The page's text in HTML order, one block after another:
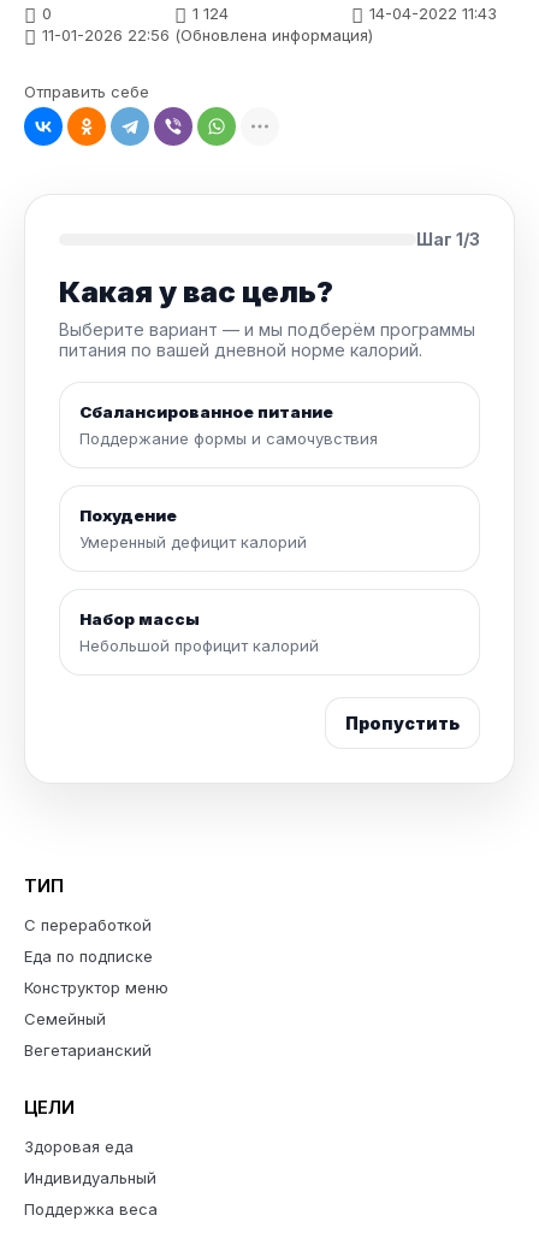
0 1 124
14-04-2022 11:43
11-01-2026 22:56 (Обновлена информация)
Отправить себе
Шаг 1/3
Какая у вас цель?
Выберите вариант — и мы подберём программы
питания по вашей дневной норме калорий.
Сбалансированное питание
Поддержание формы и самочувствия
Похудение
Умеренный дефицит калорий
Набор массы
Небольшой профицит калорий
Пропустить
ТИП
С переработкой
Еда по подписке
Конструктор меню
Семейный
Вегетарианский
ЦЕЛИ
Здоровая еда
Индивидуальный
Поддержка веса